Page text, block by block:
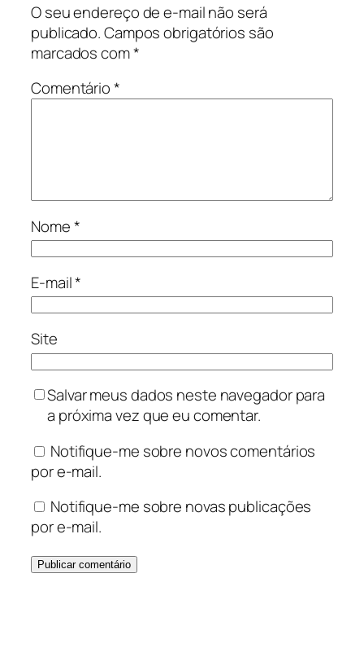
O seu endereço de e-mail não será
publicado.Campos obrigatórios são
marcados com*
Comentário*
Nome*
E-mail*
Site
Salvar meus dados neste navegador para
a próxima vez que eu comentar.
Notifique-me sobre novos comentários
por e-mail.
Notifique-me sobre novas publicações
por e-mail.